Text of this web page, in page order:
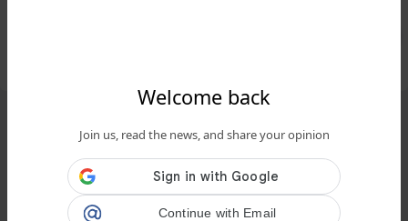
Welcome back
Join us, read the news, and share your opinion
Continue with Email